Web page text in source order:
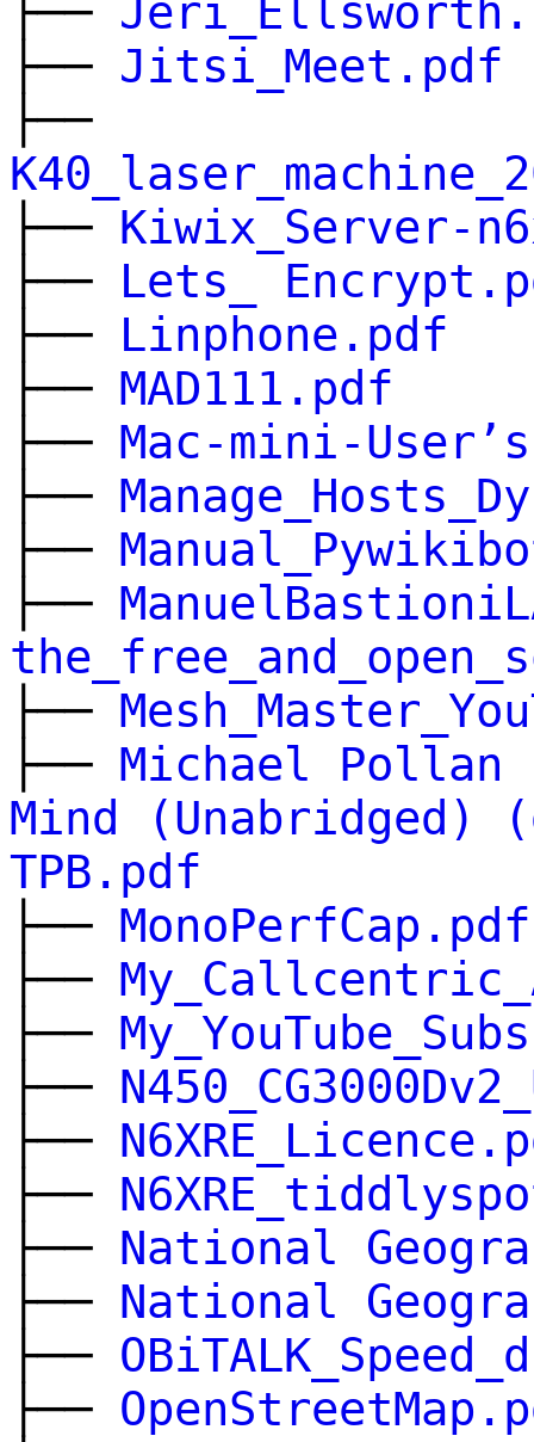
├──
├── Jitsi_Meet.pdf
├──
├── Kiwix_Server-
├── Lets_
├── Linphone.pdf
├── MAD111.pdf
├── Mac-mini-
├──
├──
├──
├──
├── Michael Pollan
Mind (Unabridged)
TPB.pdf
├── MonoPerfCap.pdf
├──
├──
├──
├──
├──
├── National
├── National
├──
├──